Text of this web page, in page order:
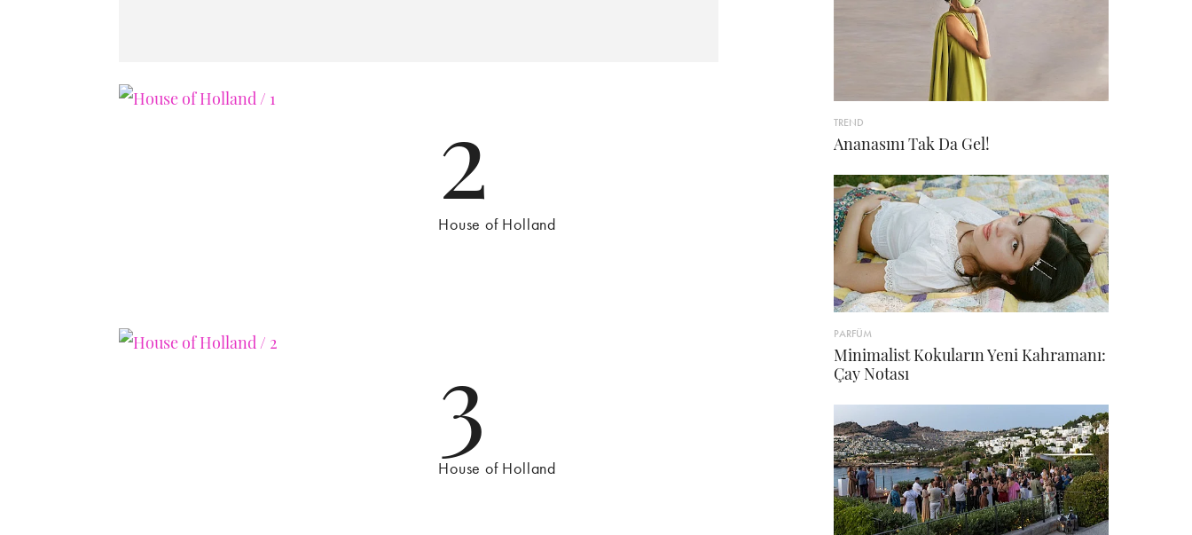
2
House of Holland
3
House of Holland
TREND
Ananasını Tak Da Gel!
PARFÜM
Minimalist Kokuların Yeni Kahramanı:
Çay Notası